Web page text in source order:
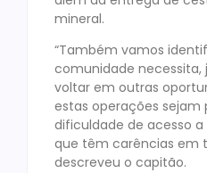
mineral.
“Também vamos
comunidade necessita,
voltar em outras
estas operações sejam
dificuldade de acesso
que têm carências em
descreveu o capitão.